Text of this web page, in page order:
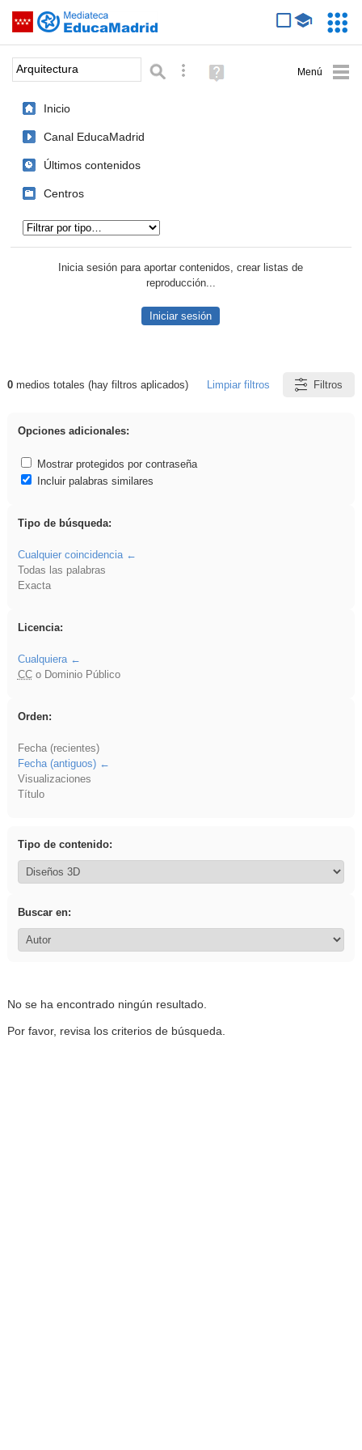
Saltar navegación
Palabra o frase: Búsqueda avanzada
Ayuda
(en
Inicio
Canal EducaMadrid
Últimos contenidos
Centros
Inicia sesión para aportar contenidos, crear listas de
reproducción...
Iniciar sesión
Resultados de: Arquitectura
0medios totales (hay filtros aplicados) Limpiar filtros Filtros
Opciones adicionales:
Mostrar protegidos por contraseña
Incluir palabras similares
Tipo de búsqueda:
Cualquier coincidencia
Todas las palabras
Exacta
Licencia:
Cualquiera
CCo Dominio Público
Orden:
Fecha (recientes)
Fecha (antiguos)
Visualizaciones
Título
Tipo de contenido:
Buscar en:
No se ha encontrado ningún resultado.
Por favor, revisa los criterios de búsqueda.